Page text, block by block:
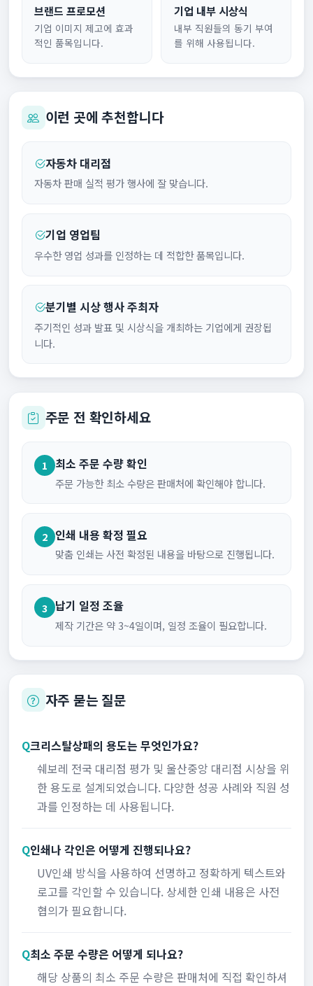
브랜드 프로모션
기업 이미지 제고에 효과
적인 품목입니다.
기업 내부 시상식
내부 직원들의 동기 부여
를 위해 사용됩니다.
이런 곳에 추천합니다
자동차 대리점
자동차 판매 실적 평가 행사에 잘 맞습니다.
기업 영업팀
우수한 영업 성과를 인정하는 데 적합한 품목입니다.
분기별 시상 행사 주최자
주기적인 성과 발표 및 시상식을 개최하는 기업에게 권장됩
니다.
주문 전 확인하세요
1 최소 주문 수량 확인
주문 가능한 최소 수량은 판매처에 확인해야 합니다.
2 인쇄 내용 확정 필요
맞춤 인쇄는 사전 확정된 내용을 바탕으로 진행됩니다.
3 납기 일정 조율
제작 기간은 약 3~4일이며, 일정 조율이 필요합니다.
자주 묻는 질문
Q크리스탈상패의 용도는 무엇인가요?
쉐보레 전국 대리점 평가 및 울산중앙 대리점 시상을 위
한 용도로 설계되었습니다. 다양한 성공 사례와 직원 성
과를 인정하는 데 사용됩니다.
Q인쇄나 각인은 어떻게 진행되나요?
UV인쇄 방식을 사용하여 선명하고 정확하게 텍스트와
로고를 각인할 수 있습니다. 상세한 인쇄 내용은 사전
협의가 필요합니다.
Q최소 주문 수량은 어떻게 되나요?
해당 상품의 최소 주문 수량은 판매처에 직접 확인하셔